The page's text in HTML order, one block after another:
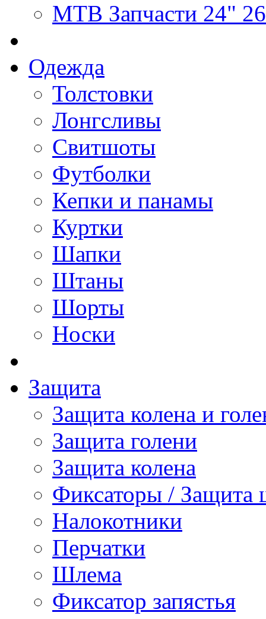
MTB Запчасти 24"
Одежда
Толстовки
Лонгсливы
Свитшоты
Футболки
Кепки и панамы
Куртки
Шапки
Штаны
Шорты
Носки
Защита
Защита колена и
Защита голени
Защита колена
Фиксаторы / Защита
Налокотники
Перчатки
Шлема
Фиксатор запястья